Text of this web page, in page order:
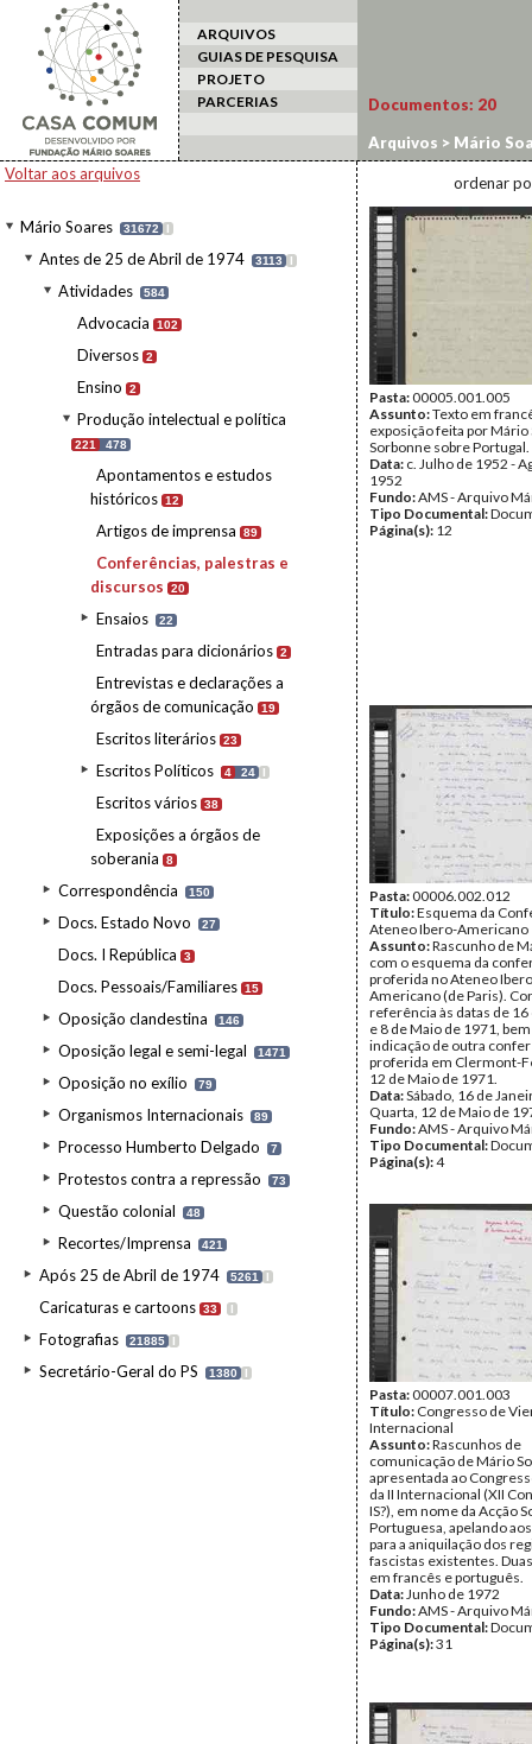
ARQUIVOS
GUIAS DE PESQUISA
PROJETO
PARCERIAS
Voltar aos arquivos
Mário Soares 31672 I
Antes de 25 de Abril de 1974 3113 I
Atividades 584
Advocacia 102
Diversos 2
Ensino 2
Produção intelectual e política
221 478
Apontamentos e estudos
históricos 12
Artigos de imprensa 89
Conferências, palestras e
discursos
20
Ensaios 22
Entradas para dicionários 2
Entrevistas e declarações a
órgãos de comunicação
19
Escritos literários 23
Escritos Políticos 4 24 I
Escritos vários 38
Exposições a órgãos de
soberania
8
Correspondência 150
Docs. Estado Novo 27
Docs. I República 3
Docs. Pessoais/Familiares 15
Oposição clandestina 146
Oposição legal e semi-legal 1471
Oposição no exílio 79
Organismos Internacionais 89
Processo Humberto Delgado 7
Protestos contra a repressão 73
Questão colonial 48
Recortes/Imprensa 421
Após 25 de Abril de 1974 5261 I
Caricaturas e cartoons 33 I
Fotografias 21885 I
Secretário-Geral do PS 1380 I
Documentos: 20
Arquivos > Mário
Conferências,
ordenar
Pasta:00005.001.005
Assunto:Texto em
exposição feita por Mário
Sorbonne sobre Portugal.
Data: c. Julho de 1952 -
1952
Fundo:AMS - Arquivo
Tipo Documental:
Página(s): 12
Pasta:00006.002.012
Título:Esquema da
Ateneo Ibero-Americano
Assunto:Rascunho de
com o esquema da
proferida no Ateneo
Americano (de Paris).
referência às datas de 16
e 8 de Maio de 1971,
indicação de outra
proferida em Clermont-
12 de Maio de 1971.
Data:Sábado, 16 de
Quarta, 12 de Maio de
Fundo:AMS - Arquivo
Tipo Documental:
Página(s):4
Pasta:00007.001.003
Título: Congresso de
Internacional
Assunto:Rascunhos de
comunicação de Mário
apresentada ao
da II Internacional (XII
IS?), em nome da Acção
Portuguesa, apelando
para a aniquilação dos
fascistas existentes.
em francês e português.
Data:Junho de 1972
Fundo:AMS - Arquivo
Tipo Documental:
Página(s):31